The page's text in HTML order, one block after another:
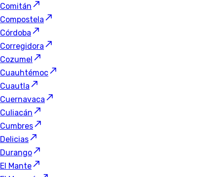
Comitán
Compostela
Córdoba
Corregidora
Cozumel
Cuauhtémoc
Cuautla
Cuernavaca
Culiacán
Cumbres
Delicias
Durango
El Mante